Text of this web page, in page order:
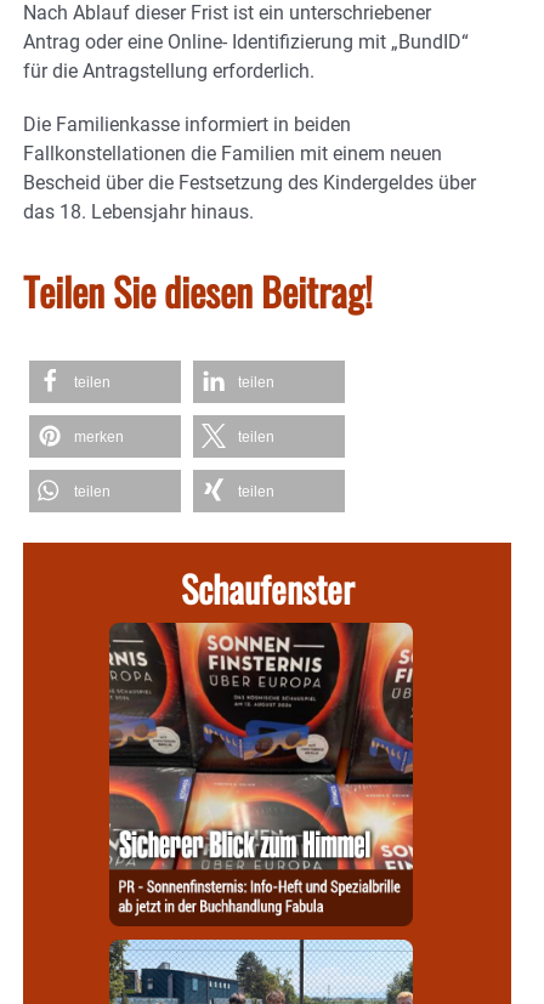
Nach Ablauf dieser Frist ist ein unterschriebener
Antrag oder eine Online- Identifizierung mit „BundID“
für die Antragstellung erforderlich.
Die Familienkasse informiert in beiden
Fallkonstellationen die Familien mit einem neuen
Bescheid über die Festsetzung des Kindergeldes über
das 18. Lebensjahr hinaus.
Teilen Sie diesen Beitrag!
teilen teilen
merken teilen
teilen teilen
Schaufenster